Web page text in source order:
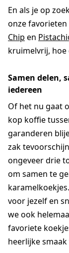
En als je op
onze
Chip en
kruimelvrij,
Samen delen,
iedereen
Of het nu gaat
kop koffie
garanderen
zak
ongeveer drie
om samen te
voor jezelf en
we ook
favoriete
heerlijke